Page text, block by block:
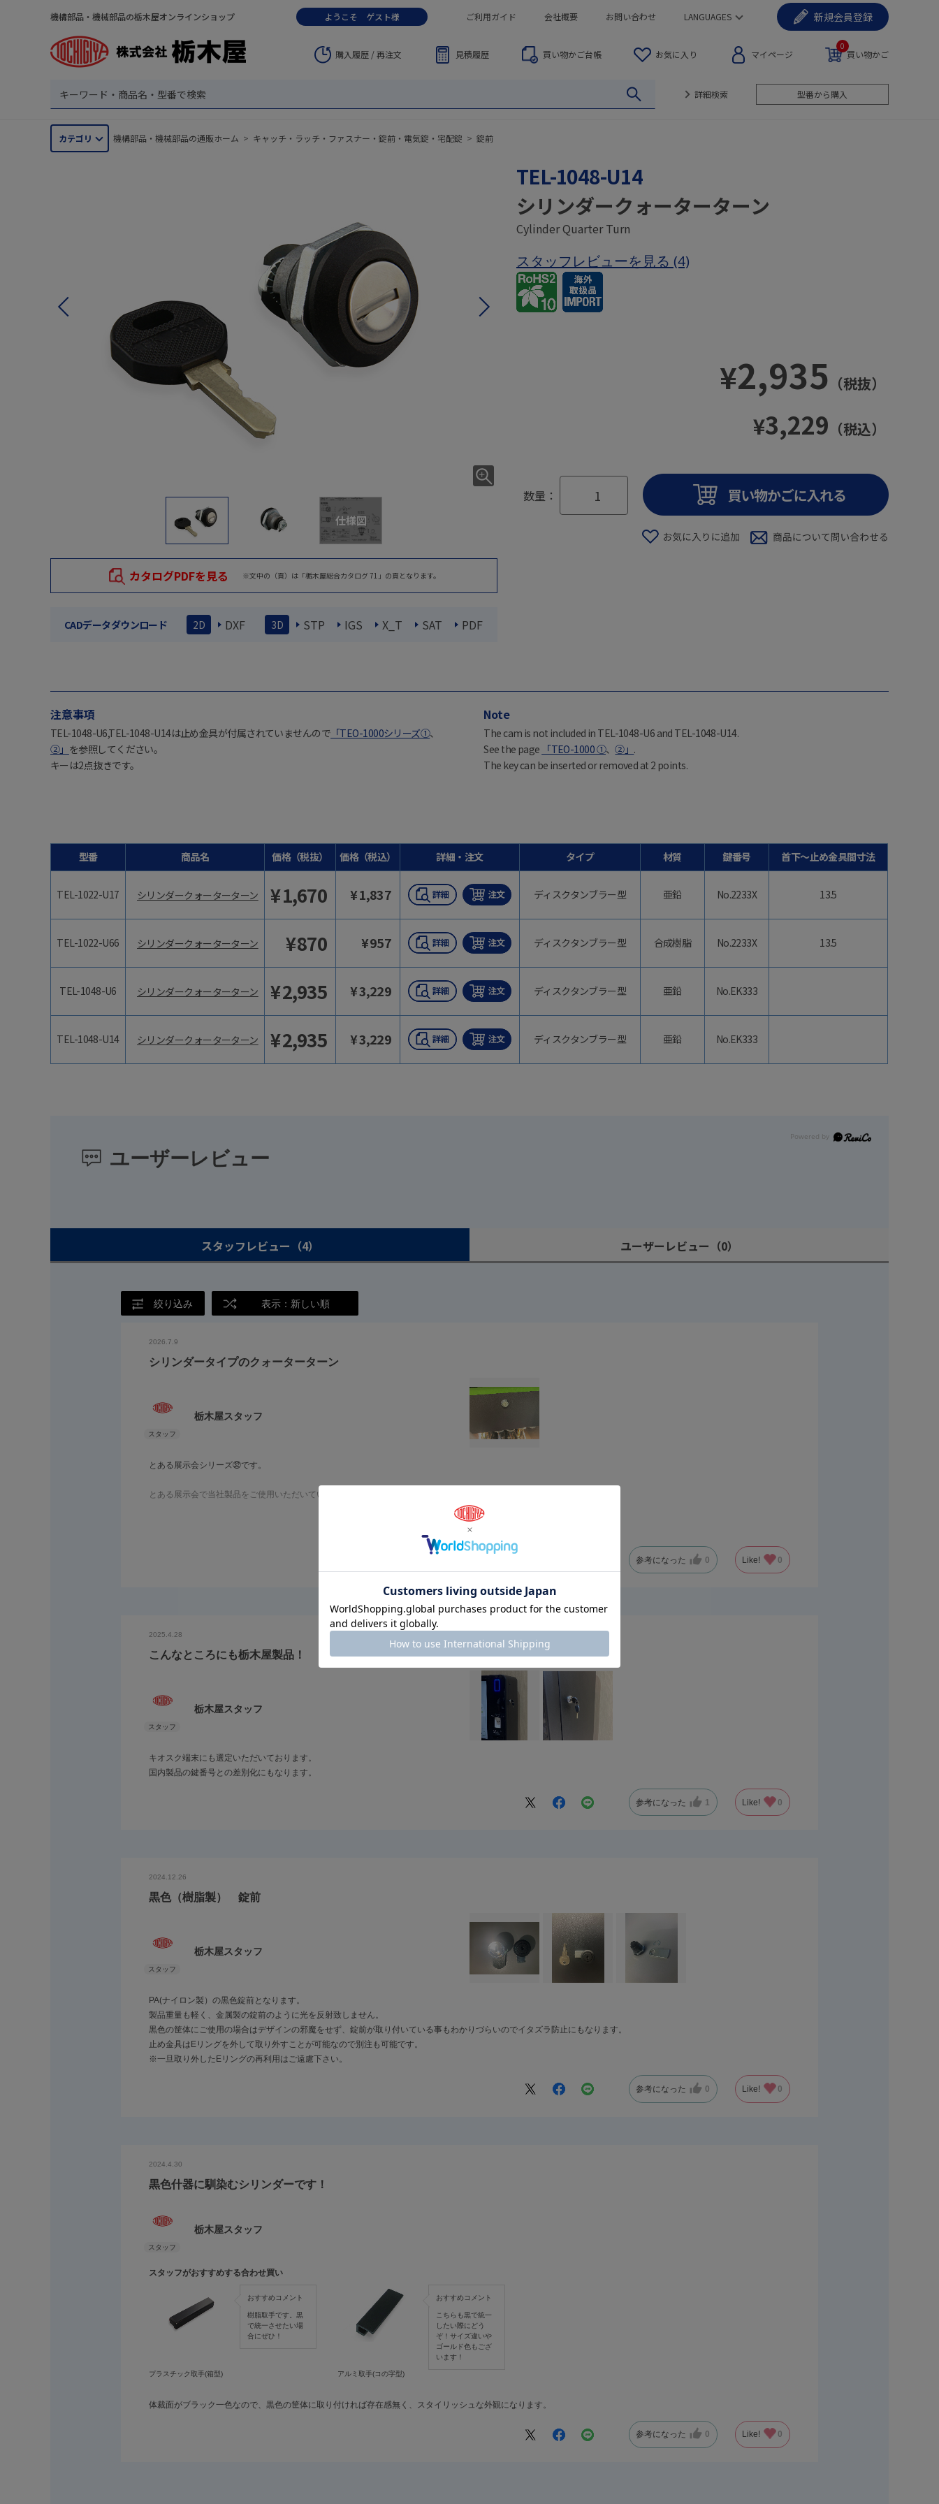
機構部品・機械部品の栃木屋オンラインショップ ようこそ ゲスト様 ご利用ガイド 会社概要 お問い合わせ LANGUAGES 新規会員登録
購入履歴 / 再注文 見積履歴 買い物かご台帳 お気に入り マイページ 買い物かご
0
詳細検索 型番から購入
カテゴリ 機構部品・機械部品の通販ホーム > キャッチ・ラッチ・ファスナー・錠前・電気錠・宅配錠 > 錠前
仕様図
カタログPDFを見る ※文中の（頁）は「栃木屋総合カタログ 71」の頁となります。
CADデータダウンロード 2D DXF 3D STP IGS X_T SAT PDF
TEL-1048-U14
シリンダークォーターターン
Cylinder Quarter Turn
スタッフレビューを見る (4)
¥2,935 （税抜）
¥3,229 （税込）
数量：
注意事項
TEL-1048-U6,TEL-1048-U14は止め金具が付属されていませんので 「TEO-1000シリーズ①、
②」 を参照してください。
キーは2点抜きです。
Note
The cam is not included in TEL-1048-U6 and TEL-1048-U14.
See the page 「TEO-1000 ①、②」 .
The key can be inserted or removed at 2 points.
型番 商品名 価格（税抜） 価格（税込） 詳細・注文
TEL-1022-U17 シリンダークォーターターン ¥1,670 ¥1,837
TEL-1022-U66 シリンダークォーターターン ¥870 ¥957
TEL-1048-U6 シリンダークォーターターン ¥2,935 ¥3,229
TEL-1048-U14 シリンダークォーターターン ¥2,935 ¥3,229
タイプ 材質 鍵番号 首下～止め金具間寸法
ディスクタンブラー型 亜鉛 No.2233X 13.5
ディスクタンブラー型 合成樹脂 No.2233X 13.5
ディスクタンブラー型 亜鉛 No.EK333
ディスクタンブラー型 亜鉛 No.EK333
ユーザーレビュー
スタッフレビュー （4） ユーザーレビュー （0）
絞り込み 表示：新しい順
2026.7.9
シリンダータイプのクォーターターン
栃木屋スタッフ
とある展示会シリーズ㉜です。
とある展示会で当社製品をご使用いただいているお客様に許可を得て、使用例をご紹介致します。
当社のみが取り扱っているドイツ部品メーカーのエムカ製品を使用していただいていました
続きを読む
参考になった 0 Like! 0
2025.4.28
こんなところにも栃木屋製品！
栃木屋スタッフ
キオスク端末にも選定いただいております。
国内製品の鍵番号との差別化にもなります。
参考になった 1 Like! 0
2024.12.26
黒色（樹脂製） 錠前
栃木屋スタッフ
PA(ナイロン製）の黒色錠前となります。
製品重量も軽く、金属製の錠前のように光を反射致しません。
黒色の筐体にご使用の場合はデザインの邪魔をせず、錠前が取り付いている事もわかりづらいのでイタズラ防止にもなります。
止め金具はEリングを外して取り外すことが可能なので別注も可能です。
※一旦取り外したEリングの再利用はご遠慮下さい。
参考になった 0 Like! 0
2024.4.30
黒色什器に馴染むシリンダーです！
栃木屋スタッフ
スタッフがおすすめする合わせ買い
プラスチック取手(箱型)
おすすめコメント
樹脂取手です。黒
で統一させたい場
合にぜひ！
アルミ取手(コの字型)
おすすめコメント
こちらも黒で統一
したい際にどう
ぞ！サイズ違いや
ゴールド色もござ
います！
体裁面がブラック一色なので、黒色の筐体に取り付ければ存在感無く、スタイリッシュな外観になります。
参考になった 0 Like! 0